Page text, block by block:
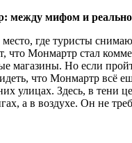
между мифом и
где туристы
что Монмартр стал
магазины. Но если
что Монмартр всё
улицах. Здесь, в тени
а в воздухе. Он не